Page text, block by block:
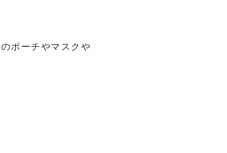
ポーチやマスクや